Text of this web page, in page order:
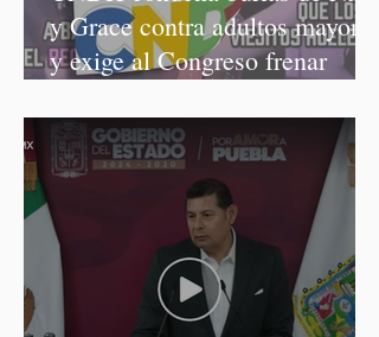
y Grace contra adultos mayores
y exige al Congreso frenar